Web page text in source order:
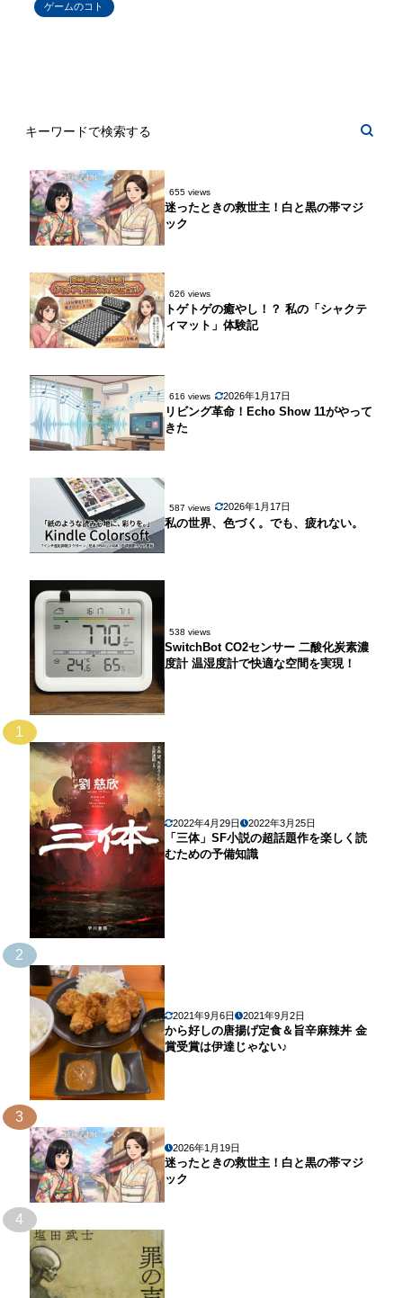
ゲームのコト
655 views
迷ったときの救世主！白と黒の帯マジ
ック
626 views
トゲトゲの癒やし！？ 私の「シャクテ
ィマット」体験記
616 views 2026年1月17日
リビング革命！Echo Show 11がやって
きた
587 views 2026年1月17日
私の世界、色づく。でも、疲れない。
538 views
SwitchBot CO2センサー 二酸化炭素濃
度計 温湿度計で快適な空間を実現！
1
2022年4月29日 2022年3月25日
「三体」SF小説の超話題作を楽しく読
むための予備知識
2
2021年9月6日 2021年9月2日
から好しの唐揚げ定食＆旨辛麻辣丼 金
賞受賞は伊達じゃない♪
3
2026年1月19日
迷ったときの救世主！白と黒の帯マジ
ック
4